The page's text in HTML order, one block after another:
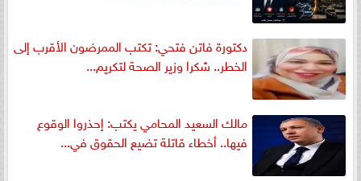
دكتورة فاتن فتحي: تكتب الممرضون الأقرب إلى
الخطر.. شكرا وزير الصحة لتكريم...
مالك السعيد المحامي يكتب: إحذروا الوقوع
فيها.. أخطاء قاتلة تضيع الحقوق في...